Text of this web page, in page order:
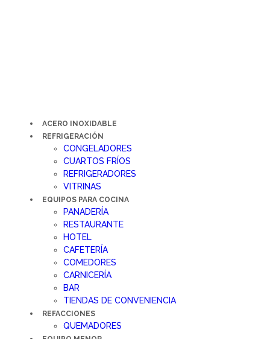
ACERO INOXIDABLE
REFRIGERACIÓN
CONGELADORES
CUARTOS FRÍOS
REFRIGERADORES
VITRINAS
EQUIPOS PARA COCINA
PANADERÍA
RESTAURANTE
HOTEL
CAFETERÍA
COMEDORES
CARNICERÍA
BAR
TIENDAS DE CONVENIENCIA
REFACCIONES
QUEMADORES